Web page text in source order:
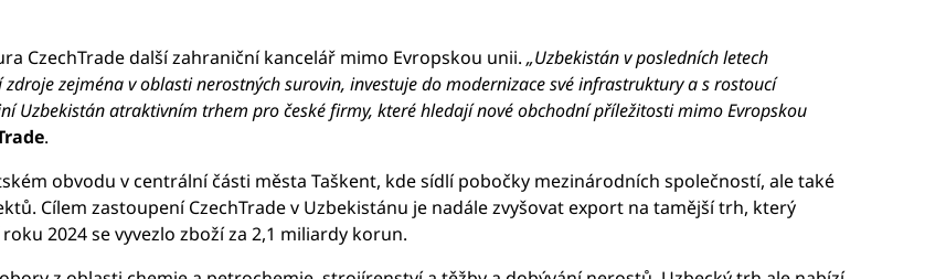
CzechTrade další zahraniční kancelář mimo Evropskou unii. „Uzbekistán v posledních letech
zejména v oblasti nerostných surovin, investuje do modernizace své infrastruktury a s rostoucí
Uzbekistán atraktivním trhem pro české firmy, které hledají nové obchodní příležitosti mimo Evropskou
.
obvodu v centrální části města Taškent, kde sídlí pobočky mezinárodních společností, ale také
Cílem zastoupení CzechTrade v Uzbekistánu je nadále zvyšovat export na tamější trh, který
2024 se vyvezlo zboží za 2,1 miliardy korun.